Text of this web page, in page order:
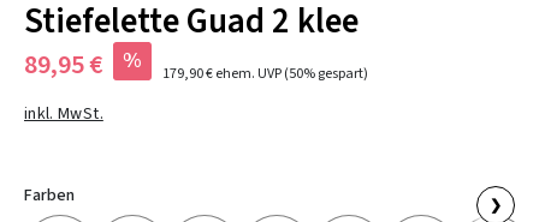
Stiefelette Guad 2 klee
89,95 € % 179,90 €ehem. UVP(50% gespart)
inkl. MwSt.
Farben ❯